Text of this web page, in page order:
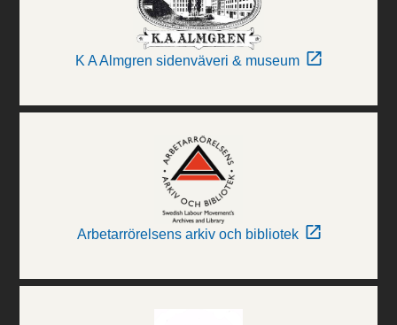
K A Almgren sidenväveri & museum
Arbetarrörelsens arkiv och bibliotek